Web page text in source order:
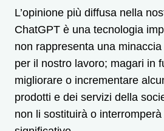
L’opinione più diffusa nella
ChatGPT è una tecnologia
non rappresenta una
per il nostro lavoro; magari in
migliorare o incrementare
prodotti e dei servizi della
non li sostituirà o